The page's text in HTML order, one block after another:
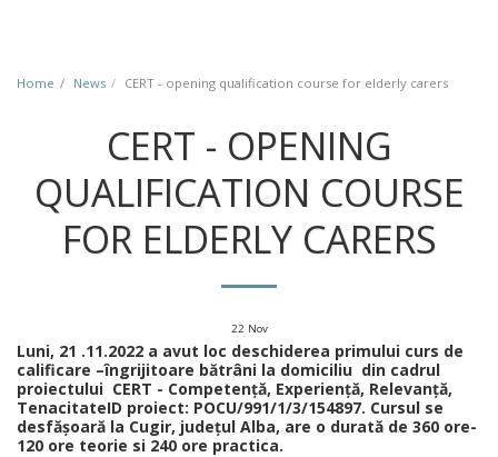
Home News CERT - opening qualification course for elderly carers
CERT - OPENING
QUALIFICATION COURSE
FOR ELDERLY CARERS
22 Nov
Luni, 21 .11.2022 a avut loc deschiderea primului curs de
calificare –îngrijitoare bătrâni la domiciliu din cadrul
proiectului CERT - Competență, Experiență, Relevanță,
TenacitateID proiect: POCU/991/1/3/154897. Cursul se
desfășoară la Cugir, județul Alba, are o durată de 360 ore-
120 ore teorie si 240 ore practica.